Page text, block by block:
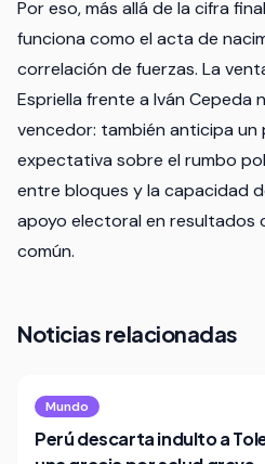
Por eso, más allá de la cifra
funciona como el acta de
correlación de fuerzas. La
Espriella frente a Iván Cepeda
vencedor: también anticipa un
expectativa sobre el rumbo
entre bloques y la capacidad
apoyo electoral en resultados
común.
Noticias relacionadas
Mundo
Perú descarta indulto a